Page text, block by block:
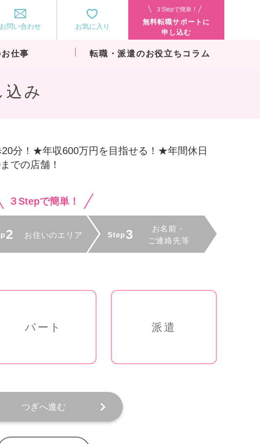
お問い合わせ お気に入り
３Stepで簡単！
無料転職サポートに
申し込む
仕事 転職・派遣のお役立ちコラム
込み
20分！★年収600万円を目指せる！★年間休日
での店舗！
３Stepで簡単！
パート 派遣
つぎへ進む